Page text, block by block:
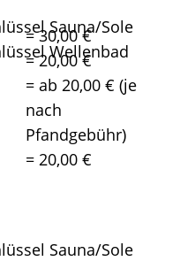
Sauna/Sole
Wellenbad
= 30,00 €
= 20,00 €
= ab 20,00 € (je
nach
Pfandgebühr)
= 20,00 €
Sauna/Sole